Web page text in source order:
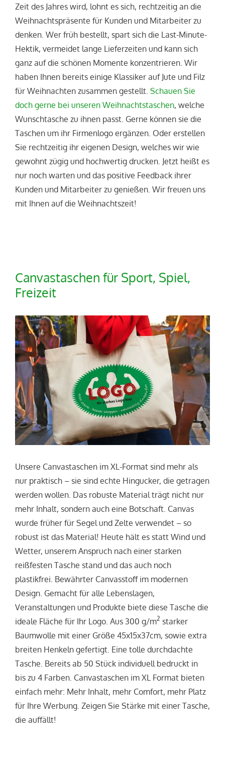
Zeit des Jahres wird, lohnt es sich, rechtzeitig an die
Weihnachtspräsente für Kunden und Mitarbeiter zu
denken. Wer früh bestellt, spart sich die Last-Minute-
Hektik, vermeidet lange Lieferzeiten und kann sich
ganz auf die schönen Momente konzentrieren. Wir
haben Ihnen bereits einige Klassiker auf Jute und Filz
für Weihnachten zusammen gestellt. Schauen Sie
doch gerne bei unseren Weihnachtstaschen, welche
Wunschtasche zu ihnen passt. Gerne können sie die
Taschen um ihr Firmenlogo ergänzen. Oder erstellen
Sie rechtzeitig ihr eigenen Design, welches wir wie
gewohnt zügig und hochwertig drucken. Jetzt heißt es
nur noch warten und das positive Feedback ihrer
Kunden und Mitarbeiter zu genießen. Wir freuen uns
mit Ihnen auf die Weihnachtszeit!
Canvastaschen für Sport, Spiel,
Freizeit
Unsere Canvastaschen im XL-Format sind mehr als
nur praktisch – sie sind echte Hingucker, die getragen
werden wollen. Das robuste Material trägt nicht nur
mehr Inhalt, sondern auch eine Botschaft. Canvas
wurde früher für Segel und Zelte verwendet – so
robust ist das Material! Heute hält es statt Wind und
Wetter, unserem Anspruch nach einer starken
reißfesten Tasche stand und das auch noch
plastikfrei. Bewährter Canvasstoff im modernen
Design. Gemacht für alle Lebenslagen,
Veranstaltungen und Produkte biete diese Tasche die
ideale Fläche für Ihr Logo. Aus 300 g/m2 starker
Baumwolle mit einer Größe 45x15x37cm, sowie extra
breiten Henkeln gefertigt. Eine tolle durchdachte
Tasche. Bereits ab 50 Stück individuell bedruckt in
bis zu 4 Farben. Canvastaschen im XL Format bieten
einfach mehr: Mehr Inhalt, mehr Comfort, mehr Platz
für Ihre Werbung. Zeigen Sie Stärke mit einer Tasche,
die auffällt!